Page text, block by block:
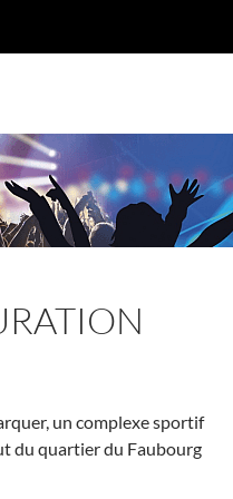
un complexe sportif
du quartier du Faubourg